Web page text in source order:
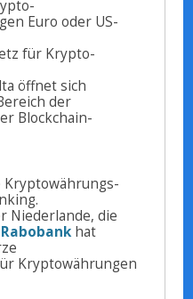
Euro oder US-
für Krypto-
öffnet sich
der
Blockchain-
Kryptowährungs-
Niederlande, die
hat
Kryptowährungen